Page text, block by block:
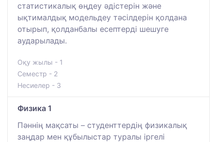
статистикалық өңдеу әдістерін және
ықтималдық модельдеу тәсілдерін қолдана
отырып, қолданбалы есептерді шешуге
аударылады.
Оқу жылы - 1
Семестр - 2
Несиелер - 3
Физика 1
Пәннің мақсаты – студенттердің физикалық
заңдар мен құбылыстар туралы іргелі